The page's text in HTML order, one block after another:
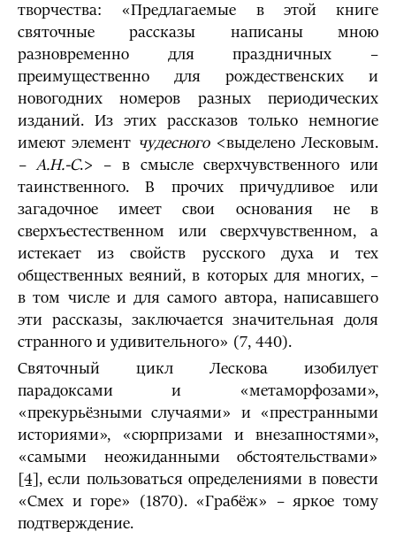
творчества: «Предлагаемые в этой книге
святочные рассказы написаны мною
разновременно для праздничных –
преимущественно для рождественских и
новогодних номеров разных периодических
изданий. Из этих рассказов только немногие
имеют элемент чудесного<выделено Лесковым.
– А.Н.-С.> – в смысле сверхчувственного или
таинственного. В прочих причудливое или
загадочное имеет свои основания не в
сверхъестественном или сверхчувственном, а
истекает из свойств русского духа и тех
общественных веяний, в которых для многих, –
в том числе и для самого автора, написавшего
эти рассказы, заключается значительная доля
странного и удивительного» (7, 440).
Святочный цикл Лескова изобилует
парадоксами и «метаморфозами»,
«прекурьёзными случаями» и «престранными
историями», «сюрпризами и внезапностями»,
«самыми неожиданными обстоятельствами»
[4] , если пользоваться определениями в повести
«Смех и горе» (1870). «Грабёж» – яркое тому
подтверждение.